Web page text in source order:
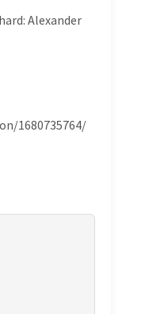
Alexander
1680735764/